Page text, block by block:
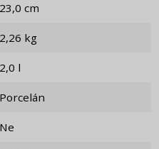
23,0 cm
2,26 kg
2,0 l
Porcelán
Ne